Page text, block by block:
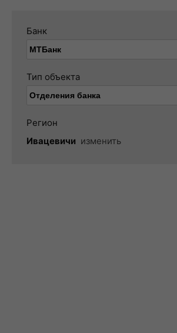
Банк
Тип объекта
Регион
Ивацевичи изменить